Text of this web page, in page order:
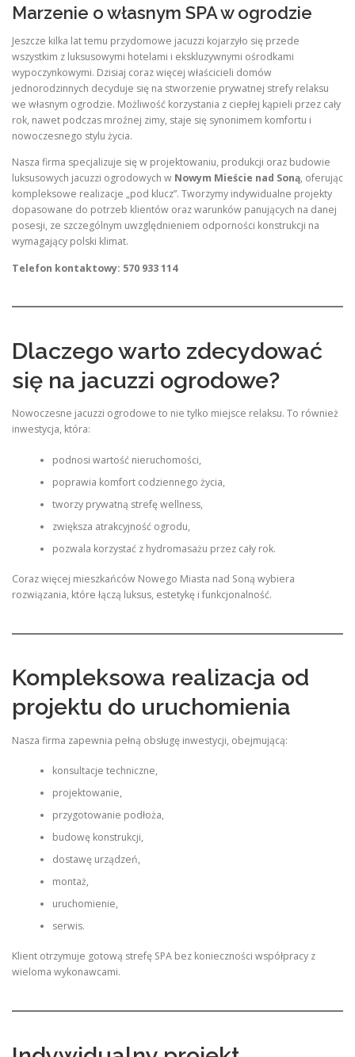
Marzenie o własnym SPA w ogrodzie
Jeszcze kilka lat temu przydomowe jacuzzi kojarzyło się przede
wszystkim z luksusowymi hotelami i ekskluzywnymi ośrodkami
wypoczynkowymi. Dzisiaj coraz więcej właścicieli domów
jednorodzinnych decyduje się na stworzenie prywatnej strefy relaksu
we własnym ogrodzie. Możliwość korzystania z ciepłej kąpieli przez cały
rok, nawet podczas mroźnej zimy, staje się synonimem komfortu i
nowoczesnego stylu życia.
Nasza firma specjalizuje się w projektowaniu, produkcji oraz budowie
luksusowych jacuzzi ogrodowych w Nowym Mieście nad Soną, oferując
kompleksowe realizacje „pod klucz”. Tworzymy indywidualne projekty
dopasowane do potrzeb klientów oraz warunków panujących na danej
posesji, ze szczególnym uwzględnieniem odporności konstrukcji na
wymagający polski klimat.
Telefon kontaktowy: 570 933 114
Dlaczego warto zdecydować
się na jacuzzi ogrodowe?
Nowoczesne jacuzzi ogrodowe to nie tylko miejsce relaksu. To również
inwestycja, która:
podnosi wartość nieruchomości,
poprawia komfort codziennego życia,
tworzy prywatną strefę wellness,
zwiększa atrakcyjność ogrodu,
pozwala korzystać z hydromasażu przez cały rok.
Coraz więcej mieszkańców Nowego Miasta nad Soną wybiera
rozwiązania, które łączą luksus, estetykę i funkcjonalność.
Kompleksowa realizacja od
projektu do uruchomienia
Nasza firma zapewnia pełną obsługę inwestycji, obejmującą:
konsultacje techniczne,
projektowanie,
przygotowanie podłoża,
budowę konstrukcji,
dostawę urządzeń,
montaż,
uruchomienie,
serwis.
Klient otrzymuje gotową strefę SPA bez konieczności współpracy z
wieloma wykonawcami.